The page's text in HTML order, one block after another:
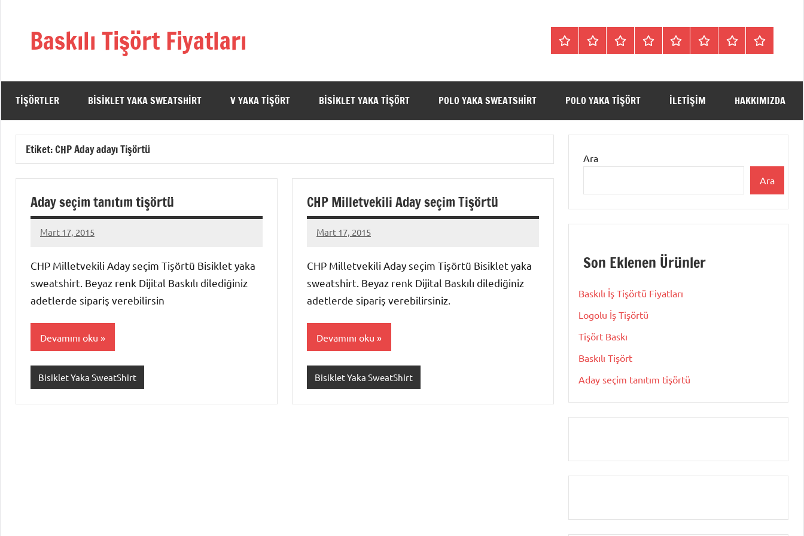
Baskılı Tişört Fiyatları TişörtlerBisiklet
SweatShirt
V
Tişört
Bisiklet
Tişört
Polo
Sweatshirt
Polo
Tişört
iletişimHakkımızda
TIŞÖRTLER BISIKLET YAKA SWEATSHIRT V YAKA TIŞÖRT BISIKLET YAKA TIŞÖRT POLO YAKA SWEATSHIRT POLO YAKA TIŞÖRT ILETIŞIM HAKKIMIZDA
Etiket:CHP Aday adayı Tişörtü
Aday seçim tanıtım tişörtü
Mart 17, 2015
metindonmez
CHP Milletvekili Aday seçim Tişörtü Bisiklet yaka
sweatshirt. Beyaz renk Dijital Baskılı dilediğiniz
adetlerde sipariş verebilirsin
Devamını oku
Bisiklet Yaka SweatShirt
CHP Milletvekili Aday seçim Tişörtü
Mart 17, 2015
metindonmez
CHP Milletvekili Aday seçim Tişörtü Bisiklet yaka
sweatshirt. Beyaz renk Dijital Baskılı dilediğiniz
adetlerde sipariş verebilirsiniz.
Devamını oku
Bisiklet Yaka SweatShirt
Ara
Ara
Son Eklenen Ürünler
Baskılı İş Tişörtü Fiyatları
Logolu İş Tişörtü
Tişört Baskı
Baskılı Tişört
Aday seçim tanıtım tişörtü